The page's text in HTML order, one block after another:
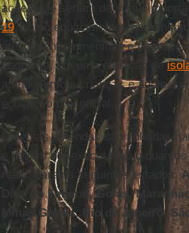
ações que seriam de suma
19, como equipamentos para
atendimento a meninas e meninos
enquanto, em uma situação de
atendimento a crianças e
educação presencial.
Diversas emendas são voltadas
e devem ser executadas o
reais, para os seguintes estados:
Distrito Federal,Goiás ,
Minas Gerais, Rio de Janeiro ,